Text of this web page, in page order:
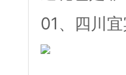
01、四川